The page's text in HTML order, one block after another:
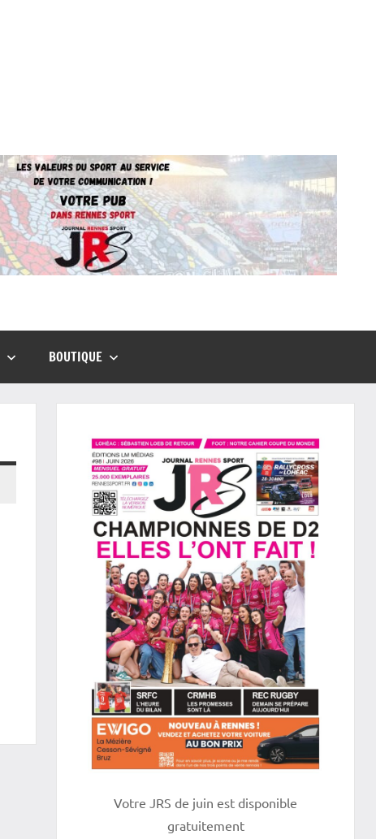
BOUTIQUE
Votre JRS de juin est disponible
gratuitement